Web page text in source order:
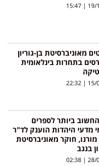
19/
מאוניברסיטת בן-גוריון
בתחרות בינלאומית
15/
ביותר לספרים
מדעי היהדות הוענק לד"ר
חוקר מאוניברסיטת
בנגב
28/